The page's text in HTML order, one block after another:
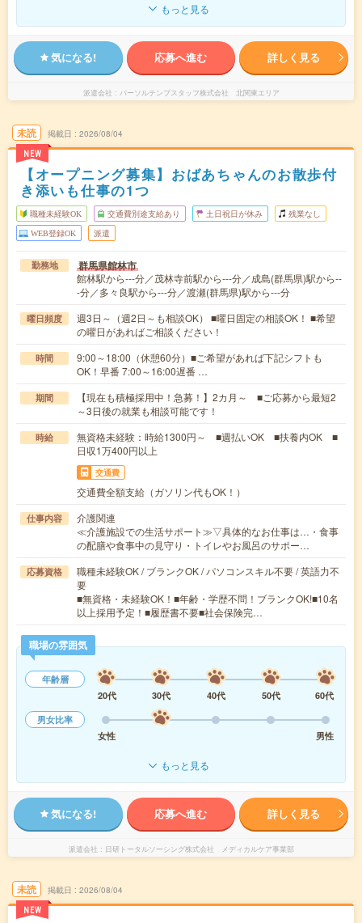
もっと見る
気になる! 応募へ進む 詳しく見る
派遣会社 パーソルテンプスタッフ株式会社 北関東エリア
未読
NEW
掲載日 2026/08/04
【オープニング募集】おばあちゃんのお散歩付
き添いも仕事の1つ
職種未経験OK 交通費別途支給あり 土日祝日が休み 残業なし
WEB登録OK 派遣
勤務地 群馬県館林市
館林駅から---分／茂林寺前駅から---分／成島(群馬県)駅から--
-分／多々良駅から---分／渡瀬(群馬県)駅から---分
曜日頻度
週3日～（週2日～も相談OK） ■曜日固定の相談OK！ ■希望
の曜日があればご相談ください！
時間
9:00～18:00（休憩60分）■ご希望があれば下記シフトも
OK！早番 7:00～16:00遅番 …
期間
【現在も積極採用中！急募！】2カ月～ ■ご応募から最短2
～3日後の就業も相談可能です！
時給
無資格未経験：時給1300円～ ■週払いOK ■扶養内OK ■
日収1万400円以上
交通費
交通費全額支給（ガソリン代もOK！）
仕事内容
介護関連
≪介護施設での生活サポート≫▽具体的なお仕事は…・食事
の配膳や食事中の見守り・トイレやお風呂のサポー…
応募資格
職種未経験OK / ブランクOK / パソコンスキル不要 / 英語力不
要
■無資格・未経験OK！■年齢・学歴不問！ブランクOK!■10名
以上採用予定！■履歴書不要■社会保険完…
職場の雰囲気
年齢層
20代
30代 40代 50代
60代
男女比率
女性
男性
もっと見る
気になる! 応募へ進む 詳しく見る
派遣会社 日研トータルソーシング株式会社 メディカルケア事業部
未読
NEW
掲載日 2026/08/04